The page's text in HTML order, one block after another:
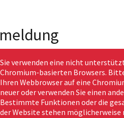
Sie verwenden eine nicht
Chromium-basierten Browsers.
Ihren Webbrowser auf eine
neuer oder verwenden Sie einen
Bestimmte Funktionen oder die
der Website stehen möglicherweise